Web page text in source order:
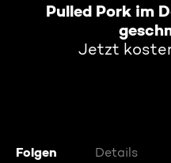
Pulled Pork im
Jetzt
Folgen Details